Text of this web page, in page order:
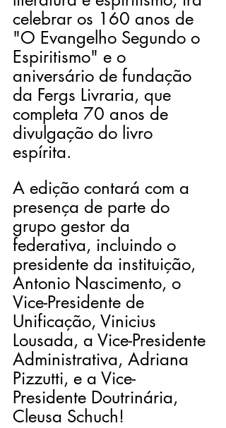
celebrar os 160 anos de
"O Evangelho Segundo o
Espiritismo" e o
aniversário de fundação
da Fergs Livraria, que
completa 70 anos de
divulgação do livro
espírita.
A edição contará com a
presença de parte do
grupo gestor da
federativa, incluindo o
presidente da instituição,
Antonio Nascimento, o
Vice-Presidente de
Unificação, Vinicius
Lousada, a Vice-Presidente
Administrativa, Adriana
Pizzutti, e a Vice-
Presidente Doutrinária,
Cleusa Schuch!